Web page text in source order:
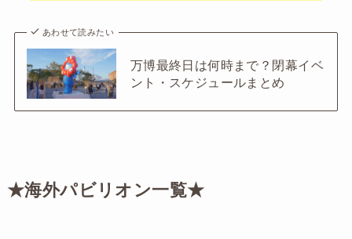
あわせて読みたい
万博最終日は何時まで？閉幕イベ
ント・スケジュールまとめ
★海外パビリオン一覧★